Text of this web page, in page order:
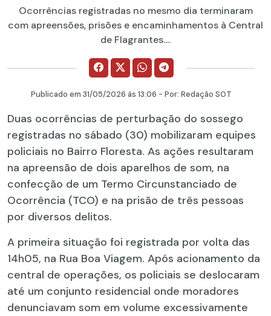
Ocorrências registradas no mesmo dia terminaram
com apreensões, prisões e encaminhamentos à Central
de Flagrantes....
Publicado em 31/05/2026 às 13:06 - Por: Redação SOT
Duas ocorrências de perturbação do sossego
registradas no sábado (30) mobilizaram equipes
policiais no Bairro Floresta. As ações resultaram
na apreensão de dois aparelhos de som, na
confecção de um Termo Circunstanciado de
Ocorrência (TCO) e na prisão de três pessoas
por diversos delitos.
A primeira situação foi registrada por volta das
14h05, na Rua Boa Viagem. Após acionamento da
central de operações, os policiais se deslocaram
até um conjunto residencial onde moradores
denunciavam som em volume excessivamente